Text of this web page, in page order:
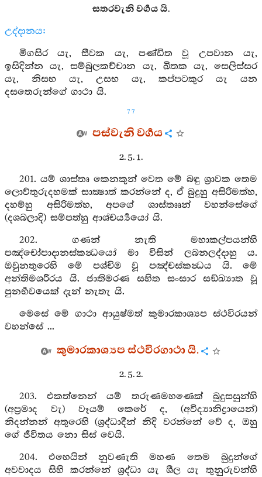
සතරවැනි වර්‍ගය යි.
උද්දානය:
මිගසිර යැ, සීවක යැ, පණ්ඩිත වූ උපවාන යැ,
ඉසිදින්න යැ, සම්බුලකච්චාන යැ, ඛිතක යැ, සෙලිස්සර
යැ, නිසභ යැ, උසභ යැ, කප්පටකුර යැ යන
දසතෙරුන්ගේ ගාථා යි.
77
පස්වැනි වර්‍ගය
2. 5. 1.
201. යම් ශාස්තෘ කෙනකුන් වෙත මේ බඳු ශ්‍රාවක තෙම
ලොව්තුරුදහමක් සාක්‍ෂාත් කරන්නේ ද, ඒ බුදුහු අසිරිමත්හ,
දහම්හු අසිරිමත්හ, අපගේ ශාස්තෲන් වහන්සේගේ
(දශබලාදි) සම්පත්හු ආශ්චර්‍ය්‍යයෝ යි.
202. ගණන් නැති මහාකල්පයන්හි
පඤ්චෝපාදානස්කන්‍ධයෝ මා විසින් ලබනලද්දාහු ය.
ඔවුනතුරෙහි මේ පශ්චිම වූ පඤ්චස්කන්‍ධය යි. මේ
අන්තිමශරීරය යි. ජාතිමරණ සහිත සංසාර සඞ්ඛ්‍යාත වූ
පුනර්‍භවයෙක් දැන් නැතැ යි.
මෙසේ මේ ගාථා ආයුෂ්මත් කුමාරකාශ්‍යප ස්ථවිරයන්
වහන්සේ ...
කුමාරකාශ්‍යප ස්ථවිරගාථා යි.
2. 5. 2.
203. එකත්නෙන් යම් තරුණමහණෙක් බුදුසසුන්හි
(අප්‍රමාද වැ) වෑයම් කෙරේ ද, (අවිද්‍යානිද්‍රායෙන්)
නිදන්නන් අතුරෙහි (ශ්‍රද්ධාදීන් නිදි වරන්නේ වේ ද, ඔහු
ගේ ජීවිතය නො සිස් වෙයි.
204. එහෙයින් නුවණැති මහණ තෙම බුදුන්ගේ
අවවාදය සිහි කරන්නේ ශ්‍රද්ධා යැ ශීල යැ තුනුරුවන්හි